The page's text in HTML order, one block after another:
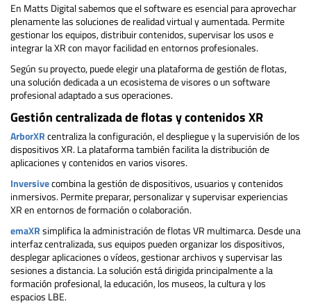
En Matts Digital sabemos que el software es esencial para aprovechar
plenamente las soluciones de realidad virtual y aumentada. Permite
gestionar los equipos, distribuir contenidos, supervisar los usos e
integrar la XR con mayor facilidad en entornos profesionales.
Según su proyecto, puede elegir una plataforma de gestión de flotas,
una solución dedicada a un ecosistema de visores o un software
profesional adaptado a sus operaciones.
Gestión centralizada de flotas y contenidos XR
ArborXRcentraliza la configuración, el despliegue y la supervisión de los
dispositivos XR. La plataforma también facilita la distribución de
aplicaciones y contenidos en varios visores.
Inversivecombina la gestión de dispositivos, usuarios y contenidos
inmersivos. Permite preparar, personalizar y supervisar experiencias
XR en entornos de formación o colaboración.
emaXRsimplifica la administración de flotas VR multimarca. Desde una
interfaz centralizada, sus equipos pueden organizar los dispositivos,
desplegar aplicaciones o vídeos, gestionar archivos y supervisar las
sesiones a distancia. La solución está dirigida principalmente a la
formación profesional, la educación, los museos, la cultura y los
espacios LBE.